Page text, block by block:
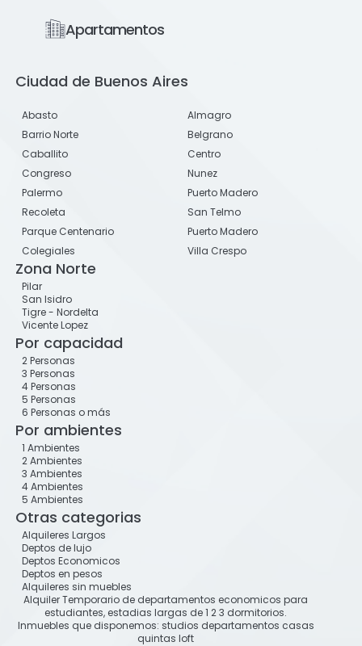
Apartamentos
Ciudad de Buenos Aires
Abasto
Almagro
Barrio Norte
Belgrano
Caballito
Centro
Congreso
Nunez
Palermo
Puerto Madero
Recoleta
San Telmo
Parque Centenario
Puerto Madero
Colegiales
Villa Crespo
Zona Norte
Pilar
San Isidro
Tigre - Nordelta
Vicente Lopez
Por capacidad
2 Personas
3 Personas
4 Personas
5 Personas
6 Personas o más
Por ambientes
1 Ambientes
2 Ambientes
3 Ambientes
4 Ambientes
5 Ambientes
Otras categorias
Alquileres Largos
Deptos de lujo
Deptos Economicos
Deptos en pesos
Alquileres sin muebles
Alquiler Temporario de departamentos economicos para
estudiantes, estadias largas de 1 2 3 dormitorios.
Inmuebles que disponemos: studios departamentos casas
quintas loft